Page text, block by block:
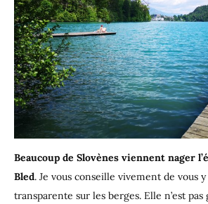
Beaucoup de Slovènes viennent nager
Bled. Je vous conseille vivement de vous y
transparente sur les berges. Elle n’est